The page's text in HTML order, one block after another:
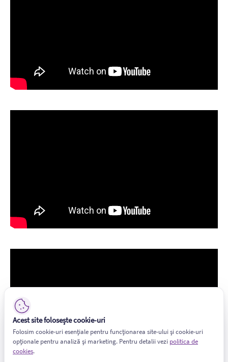
Acest site folosește cookie-uri
Folosim cookie-uri esențiale pentru funcționarea site-ului și cookie-uri
opționale pentru analiză și marketing. Pentru detalii vezi politica de
cookies.